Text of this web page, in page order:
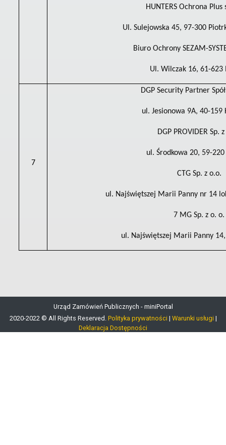
HUNTERS Ochrona Plus
Ul. Sulejowska 45, 97-300
Biuro Ochrony SEZAM-
Ul. Wilczak 16, 61-623
7
DGP Security Partner
ul. Jesionowa 9A, 40-159
DGP PROVIDER Sp.
ul. Środkowa 20, 59-
CTG Sp. z o.o.
ul. Najświętszej Marii Panny nr 14
7 MG Sp. z o. o.
ul. Najświętszej Marii Panny
Urząd Zamówień Publicznych - miniPortal
2020-2022 © All Rights Reserved. Polityka prywatności | Warunki usługi |
Deklaracja Dostępności